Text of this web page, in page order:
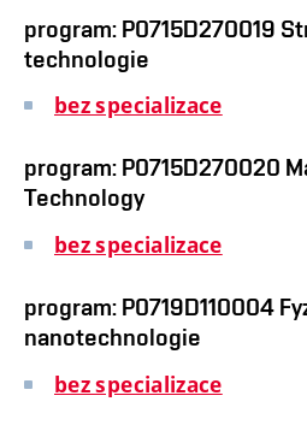
program: P0715D270019
technologie
bez specializace
program: P0715D270020
Technology
bez specializace
program: P0719D110004
nanotechnologie
bez specializace